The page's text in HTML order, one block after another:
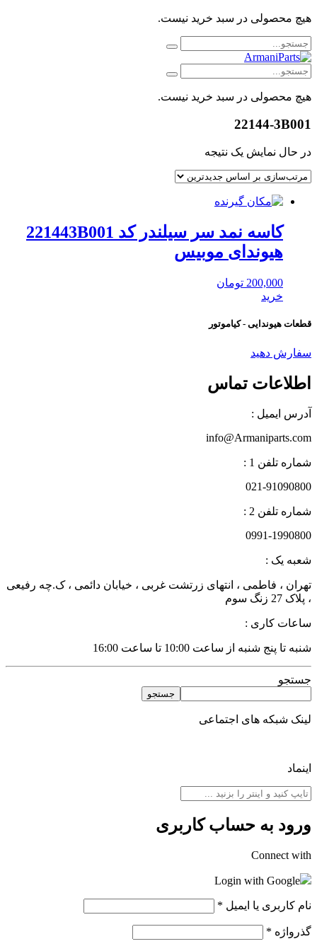
هیچ محصولی در سبد خرید نیست.
هیچ محصولی در سبد خرید نیست.
22144-3B001
در حال نمایش یک نتیجه
کاسه نمد سر سیلندر کد 221443B001
هیوندای موبیس
200,000 تومان
خرید
قطعات هیوندایی - کیاموتور
سفارش دهید
اطلاعات تماس
آدرس ایمیل :
info@Armaniparts.com
شماره تلفن 1 :
021-91090800
شماره تلفن 2 :
0991-1990800
شعبه یک :
تهران ، فاطمی ، انتهای زرتشت غربی ، خیابان دائمی ، ک.چه رفیعی
، پلاک 27 زنگ سوم
ساعات کاری :
شنبه تا پنج شنبه از ساعت 10:00 تا ساعت 16:00
جستجو
جستجو
لینک شبکه های اجتماعی
اینماد
ورود به حساب کاربری
Connect with
Login with Google
نام کاربری یا ایمیل *
گذرواژه *